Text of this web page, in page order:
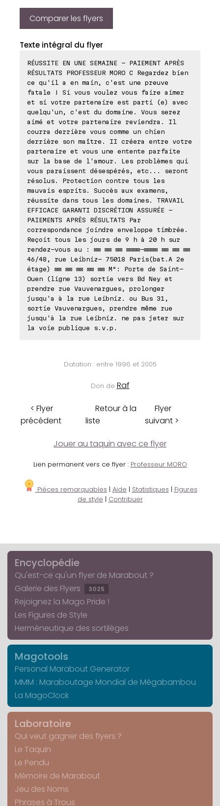
Comparer les flyers
Texte intégral du flyer
RÉUSSITE EN UNE SEMAINE - PAIEMENT APRÈS
RÉSULTATS PROFESSEUR MORO C Regardez bien
ce qu'il a en main, c'est une preuve
fatale ! Si vous voulez vous faire aimer
et si votre partenaire est parti (e) avec
quelqu'un, c'est du domaine. Vous serez
aimé et votre partenaire reviendra. Il
courra derrière vous comme un chien
derrière son maître. II créera entre votre
partenaire et vous une entente parfaite
sur la base de l'amour. Les problèmes qui
vous paraissent désespérés, etc... seront
résolus. Protection contre tous les
mauvais esprits. Succès aux examens,
réussite dans tous les domaines. TRAVAIL
EFFICACE GARANTI DISCRÉTION ASSURÉE -
PAIEMENTS APRÈS RÉSULTATS Par
correspondance joindre enveloppe timbrée.
Reçoit tous les jours de 9 h à 20 h sur
rendez-vous au : ⊠⊠ ⊠⊠ ⊠⊠ ⊠⊠⊠⊠-⊠⊠⊠⊠ ⊠⊠ ⊠⊠ ⊠⊠
46/48, rue Leibniz- 75018 Paris(bat.A 2e
étage) ⊠⊠ ⊠⊠ ⊠⊠ ⊠⊠ ⊠⊠ M°: Porte de Saint-
Ouen (ligne 13) sortie vers Bd Ney et
prendre rue Vauvenargues, prolonger
jusqu'a à la rue Leibniz. ou Bus 31,
sortie Vauvenargues, prendre même rue
jusqu'à la rue Leibniz. ne pas jeter sur
la voie publique s.v.p.
Datation : entre 1996 et 2005
Don de Raf
< Flyer
précédent
Retour à la
liste
Flyer
suivant >
Jouer au taquin avec ce flyer
Lien permanent vers ce flyer : Professeur MORO
Pièces remarquables | Aide | Statistiques | Figures
de style | Contribuer
Encyclopédie
Qu'est-ce qu'un flyer de Marabout ?
Galerie des Flyers
3025
Rejoignez la Mago Pride !
Les Figures de Style
Herméneutique des sortilèges
Magotools
Personal Marabout Generator
MMM : Maraboutage Mondial de Mégabambou
La MagoClock
Laboratoire
Qui veut gagner des flyers ?
Le Taquin
Le Pendu
Mémoire de Marabout
Jeu des Noms
Phrases à Trous